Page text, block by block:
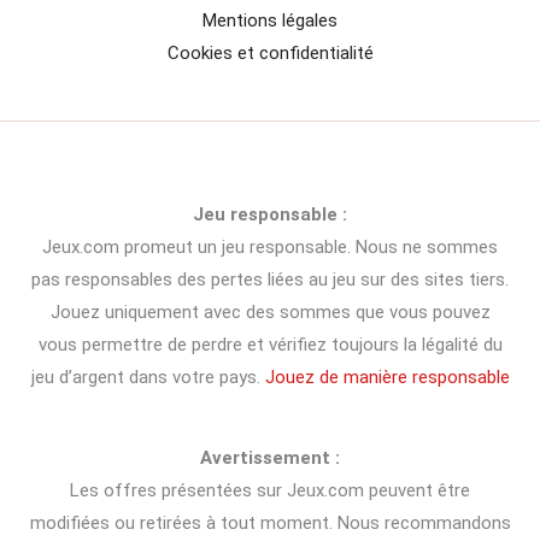
Mentions légales
Cookies et confidentialité
Jeu responsable :
Jeux.com promeut un jeu responsable. Nous ne sommes
pas responsables des pertes liées au jeu sur des sites tiers.
Jouez uniquement avec des sommes que vous pouvez
vous permettre de perdre et vérifiez toujours la légalité du
jeu d’argent dans votre pays. Jouez de manière responsable
Avertissement :
Les offres présentées sur Jeux.com peuvent être
modifiées ou retirées à tout moment. Nous recommandons